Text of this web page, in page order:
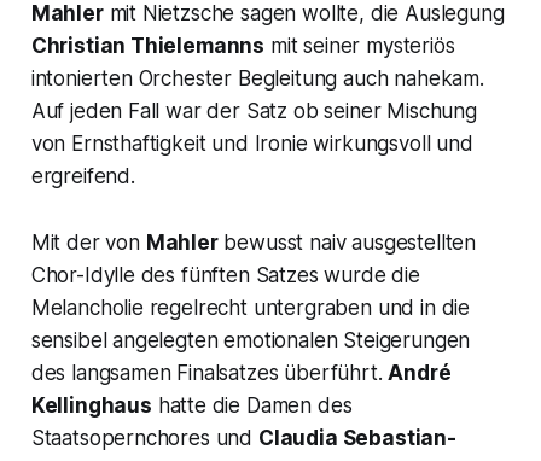
Mahlermit Nietzsche sagen wollte, die Auslegung
Christian Thielemanns mit seiner mysteriös
intonierten Orchester Begleitung auch nahekam.
Auf jeden Fall war der Satz ob seiner Mischung
von Ernsthaftigkeit und Ironie wirkungsvoll und
ergreifend.
Mit der von Mahlerbewusst naiv ausgestellten
Chor-Idylle des fünften Satzes wurde die
Melancholie regelrecht untergraben und in die
sensibel angelegten emotionalen Steigerungen
des langsamen Finalsatzes überführt.André
Kellinghaus hatte die Damen des
Staatsopernchores und Claudia Sebastian-